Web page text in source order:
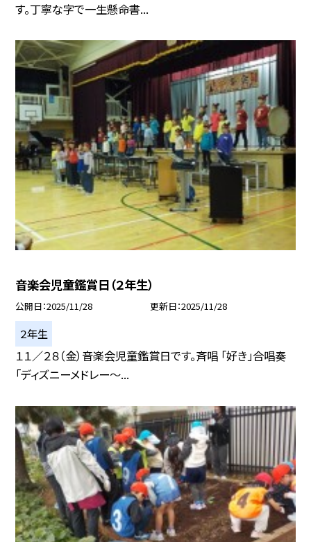
す。丁寧な字で一生懸命書...
音楽会児童鑑賞日（２年生）
公開日 2025/11/28 更新日 2025/11/28
２年生
１１／２８（金）音楽会児童鑑賞日です。斉唱 「好き」合唱奏
「ディズニーメドレー～...